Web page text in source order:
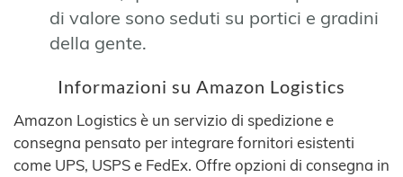
di valore sono seduti su portici e gradini
della gente.
Informazioni su Amazon Logistics
Amazon Logistics è un servizio di spedizione e
consegna pensato per integrare fornitori esistenti
come UPS, USPS e FedEx. Offre opzioni di consegna in